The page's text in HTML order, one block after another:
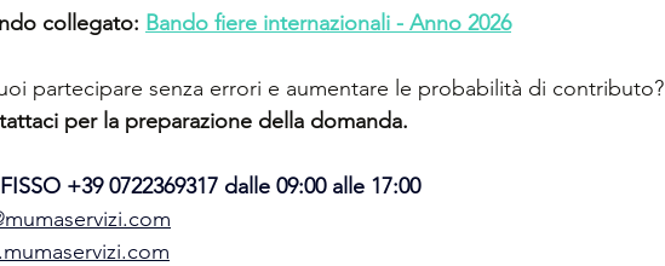
collegato: Bando fiere internazionali - Anno 2026
partecipare senza errori e aumentare le probabilità di contributo?
per la preparazione della domanda.
+39 0722369317 dalle 09:00 alle 17:00